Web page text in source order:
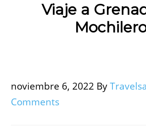
Viaje a
noviembre 6, 2022 By
Comments